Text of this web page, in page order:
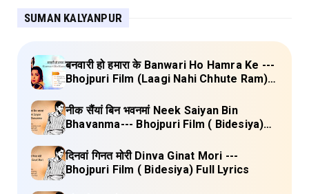
SUMAN KALYANPUR
बनवारी हो हमारा के Banwari Ho Hamra Ke ---
Bhojpuri Film (Laagi Nahi Chhute Ram)
नीक सैंयां बिन भवनमां Neek Saiyan Bin
Bhavanma--- Bhojpuri Film ( Bidesiya)
दिनवां गिनत मोरी Dinva Ginat Mori ---
Bhojpuri Film ( Bidesiya) Full Lyrics